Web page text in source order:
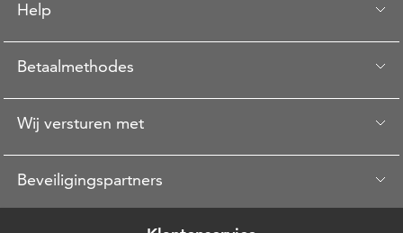
Help
Betaalmethodes
Wij versturen met
Beveiligingspartners